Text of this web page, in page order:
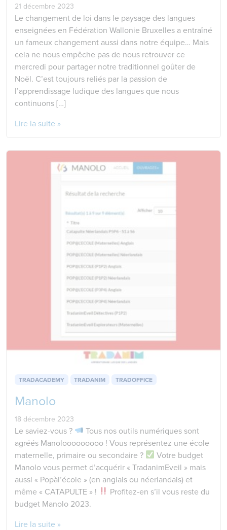
21 décembre 2023
Le changement de loi dans le paysage des langues
enseignées en Fédération Wallonie Bruxelles a entraîné
un fameux changement aussi dans notre équipe… Mais
cela ne nous empêche pas de nous retrouver ce
mercredi pour partager notre traditionnel goûter de
Noël. C’est toujours reliés par la passion de
l’apprendissage ludique des langues que nous
continuons […]
Lire la suite »
TRADACADEMY TRADANIM TRADOFFICE
Manolo
18 décembre 2023
Le saviez-vous ?
Tous nos outils numériques sont
agréés Manolooooooooo ! Vous représentez une école
maternelle, primaire ou secondaire ?
Votre budget
Manolo vous permet d’acquérir « TradanimEveil » mais
aussi « Popàl’école » (en anglais ou néerlandais) et
même « CATAPULTE » !
Profitez-en s’il vous reste du
budget Manolo 2023.
Lire la suite »